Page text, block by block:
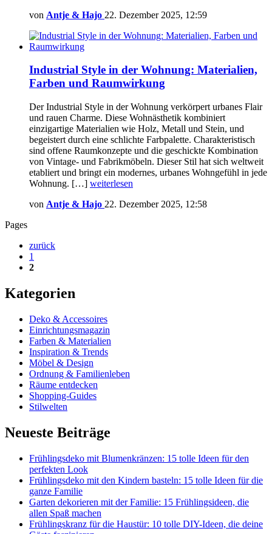
von Antje & Hajo 22. Dezember 2025, 12:59
Industrial Style in der Wohnung: Materialien,
Farben und Raumwirkung
Der Industrial Style in der Wohnung verkörpert urbanes Flair
und rauen Charme. Diese Wohnästhetik kombiniert
einzigartige Materialien wie Holz, Metall und Stein, und
begeistert durch eine schlichte Farbpalette. Charakteristisch
sind offene Raumkonzepte und die geschickte Kombination
von Vintage- und Fabrikmöbeln. Dieser Stil hat sich weltweit
etabliert und bringt ein modernes, urbanes Wohngefühl in jede
Wohnung. […] weiterlesen
von Antje & Hajo 22. Dezember 2025, 12:58
Pages
zurück
1
2
Kategorien
Deko & Accessoires
Einrichtungsmagazin
Farben & Materialien
Inspiration & Trends
Möbel & Design
Ordnung & Familienleben
Räume entdecken
Shopping-Guides
Stilwelten
Neueste Beiträge
Frühlingsdeko mit Blumenkränzen: 15 tolle Ideen für den
perfekten Look
Frühlingsdeko mit den Kindern basteln: 15 tolle Ideen für die
ganze Familie
Garten dekorieren mit der Familie: 15 Frühlingsideen, die
allen Spaß machen
Frühlingskranz für die Haustür: 10 tolle DIY-Ideen, die deine